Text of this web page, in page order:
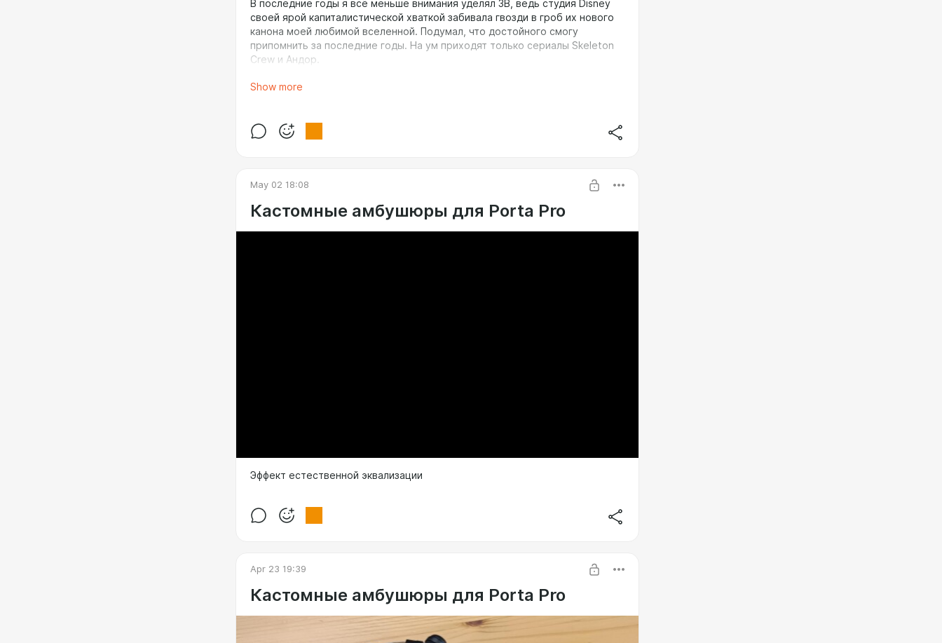
В последние годы я всё меньше внимания уделял ЗВ, ведь студия Disney
своей ярой капиталистической хваткой забивала гвозди в гроб их нового
канона моей любимой вселенной. Подумал, что достойного смогу
припомнить за последние годы. На ум приходят только сериалы Skeleton
Crew и Андор.
Если Андор – взрослое осмысление вселенной ЗВ, то Skeleton Crew – по-
такую игру слов тяжело передать.
Show more
May 02 18:08
Кастомные амбушюры для Porta Pro
Эффект естественной эквализации
Apr 23 19:39
Кастомные амбушюры для Porta Pro